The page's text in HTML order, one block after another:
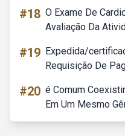
#18 O Exame De
Avaliação Da
#19 Expedida/
Requisição De
#20 é Comum
Em Um Mesmo